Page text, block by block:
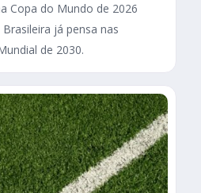
Copa do Mundo de 2026
já pensa nas
de 2030.